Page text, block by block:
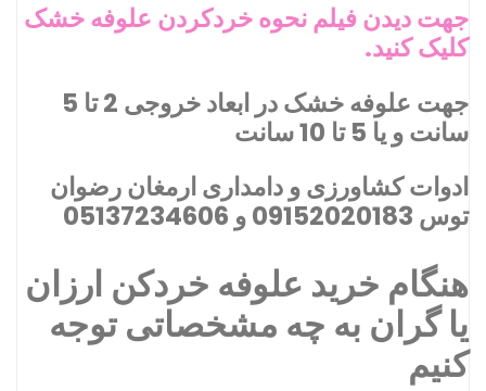
جهت دیدن فیلم نحوه خردکردن علوفه خشک
کلیک کنید.
جهت علوفه خشک در ابعاد خروجی 2 تا 5
سانت و یا 5 تا 10 سانت
ادوات کشاورزی و دامداری ارمغان رضوان
توس 09152020183 و 05137234606
هنگام خرید علوفه خردکن ارزان
یا گران به چه مشخصاتی توجه
کنیم